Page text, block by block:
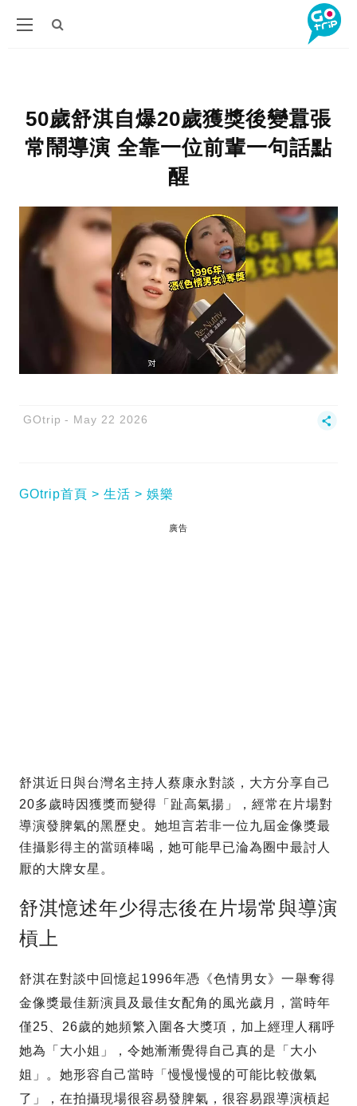
50歲舒淇自爆20歲獲獎後變囂張
常鬧導演 全靠一位前輩一句話點
醒
GOtrip May 22 2026
GOtrip首頁 生活 娛樂
廣告
舒淇近日與台灣名主持人蔡康永對談，大方分享自己
20多歲時因獲獎而變得「趾高氣揚」，經常在片場對
導演發脾氣的黑歷史。她坦言若非一位九屆金像獎最
佳攝影得主的當頭棒喝，她可能早已淪為圈中最討人
厭的大牌女星。
舒淇憶述年少得志後在片場常與導演
槓上
舒淇在對談中回憶起1996年憑《色情男女》一舉奪得
金像獎最佳新演員及最佳女配角的風光歲月，當時年
僅25、26歲的她頻繁入圍各大獎項，加上經理人稱呼
她為「大小姐」，令她漸漸覺得自己真的是「大小
姐」。她形容自己當時「慢慢慢慢的可能比較傲氣
了」，在拍攝現場很容易發脾氣，很容易跟導演槓起